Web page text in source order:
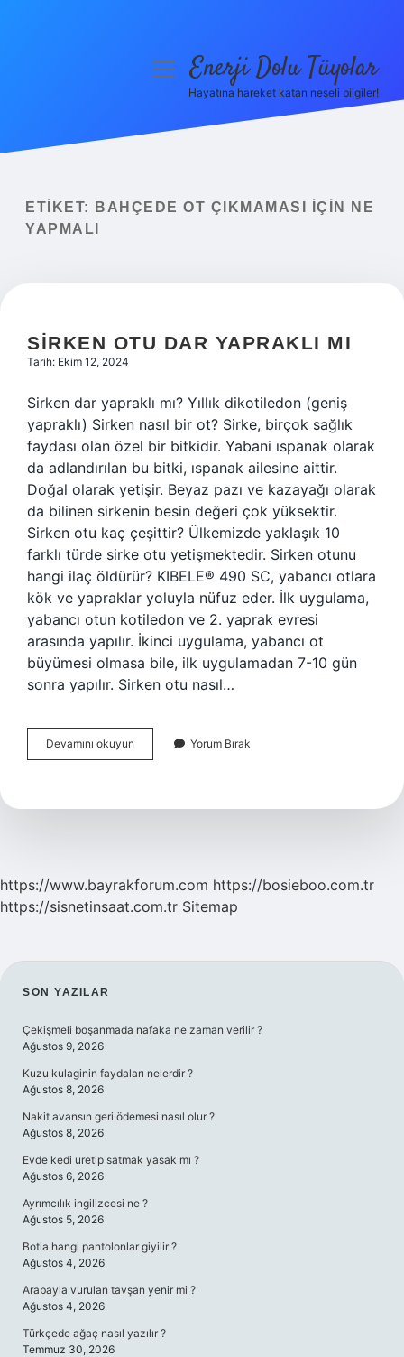
Yasal Uyarı
menüyüEnerji Dolu Tüyolar
Hayatına hareket katan neşeli bilgiler!
ETIKET:
BAHÇEDE OT ÇIKMAMASI IÇIN NE
YAPMALI
SIRKEN OTU DAR YAPRAKLI MI
Tarih: Ekim 12, 2024
Sirken dar yapraklı mı? Yıllık dikotiledon (geniş
yapraklı) Sirken nasıl bir ot? Sirke, birçok sağlık
faydası olan özel bir bitkidir. Yabani ıspanak olarak
da adlandırılan bu bitki, ıspanak ailesine aittir.
Doğal olarak yetişir. Beyaz pazı ve kazayağı olarak
da bilinen sirkenin besin değeri çok yüksektir.
Sirken otu kaç çeşittir? Ülkemizde yaklaşık 10
farklı türde sirke otu yetişmektedir. Sirken otunu
hangi ilaç öldürür? KIBELE® 490 SC, yabancı otlara
kök ve yapraklar yoluyla nüfuz eder. İlk uygulama,
yabancı otun kotiledon ve 2. yaprak evresi
arasında yapılır. İkinci uygulama, yabancı ot
büyümesi olmasa bile, ilk uygulamadan 7-10 gün
sonra yapılır. Sirken otu nasıl…
Devamını okuyun
Otu
Mı
Yorum Bırak
https://www.bayrakforum.com https://bosieboo.com.tr
https://sisnetinsaat.com.tr Sitemap
SIDEBAR
SON YAZILAR
Çekişmeli boşanmada nafaka ne zaman verilir ?
Ağustos 9, 2026
Kuzu kulaginin faydaları nelerdir ?
Ağustos 8, 2026
Nakit avansın geri ödemesi nasıl olur ?
Ağustos 8, 2026
Evde kedi uretip satmak yasak mı ?
Ağustos 6, 2026
Ayrımcılık ingilizcesi ne ?
Ağustos 5, 2026
Botla hangi pantolonlar giyilir ?
Ağustos 4, 2026
Arabayla vurulan tavşan yenir mi ?
Ağustos 4, 2026
Türkçede ağaç nasıl yazılır ?
Temmuz 30, 2026